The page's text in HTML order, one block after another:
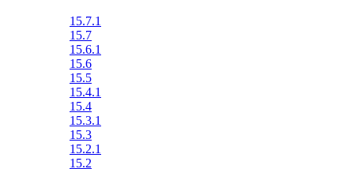
15.7.1
15.7
15.6.1
15.6
15.5
15.4.1
15.4
15.3.1
15.3
15.2.1
15.2